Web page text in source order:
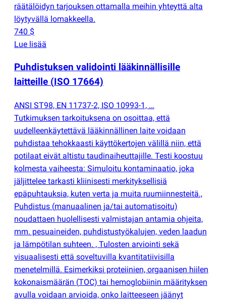
räätälöidyn tarjouksen ottamalla meihin yhteyttä alta
löytyvällä lomakkeella.
740 $
Lue lisää
Puhdistuksen validointi lääkinnällisille
laitteille (ISO 17664)
ANSI ST98, EN 11737-2, ISO 10993-1, …
Tutkimuksen tarkoituksena on osoittaa, että
uudelleenkäytettävä lääkinnällinen laite voidaan
puhdistaa tehokkaasti käyttökertojen välillä niin, että
potilaat eivät altistu taudinaiheuttajille. Testi koostuu
kolmesta vaiheesta: Simuloitu kontaminaatio, joka
jäljittelee tarkasti kliinisesti merkityksellisiä
epäpuhtauksia, kuten verta ja muita ruumiinnesteitä.,
Puhdistus (manuaalinen ja/tai automatisoitu)
noudattaen huolellisesti valmistajan antamia ohjeita,
mm. pesuaineiden, puhdistustyökalujen, veden laadun
ja lämpötilan suhteen. , Tulosten arviointi sekä
visuaalisesti että soveltuvilla kvantitatiivisilla
menetelmillä. Esimerkiksi proteiinien, orgaanisen hiilen
kokonaismäärän (TOC) tai hemoglobiinin määrityksen
avulla voidaan arvioida, onko laitteeseen jäänyt